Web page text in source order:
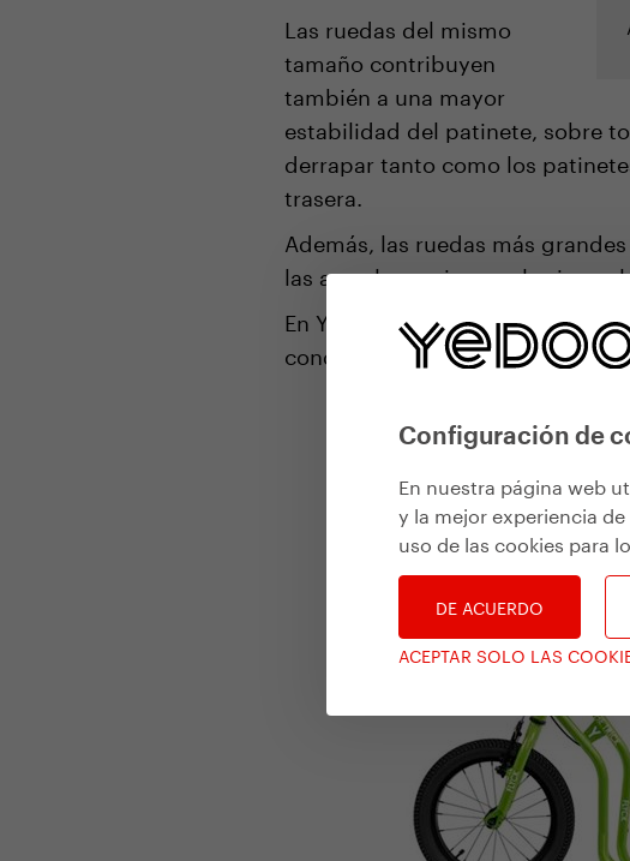
Configuración de
En nuestra página web
y la mejor experiencia
uso de las cookies para
DE ACUERDO
ACEPTAR SOLO LAS
Las ruedas del mismo
tamaño contribuyen
también a una mayor
estabilidad del patinete, sobre
derrapar tanto como los
trasera.
Además, las ruedas más
las arreglan mejor con las
En Yedoo sabemos cómo
conducción y agilidad a la vida.